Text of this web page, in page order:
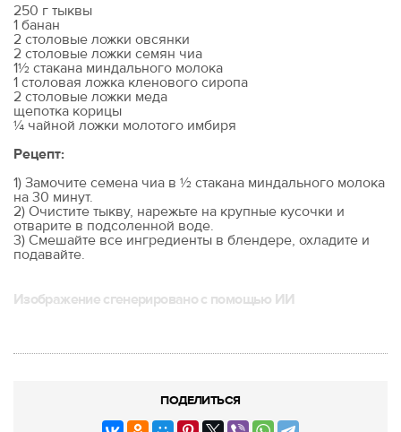
250 г тыквы
1 банан
2 столовые ложки овсянки
2 столовые ложки семян чиа
1½ стакана миндального молока
1 столовая ложка кленового сиропа
2 столовые ложки меда
щепотка корицы
¼ чайной ложки молотого имбиря
Рецепт:
1) Замочите семена чиа в ½ стакана миндального молока
на 30 минут.
2) Очистите тыкву, нарежьте на крупные кусочки и
отварите в подсоленной воде.
3) Смешайте все ингредиенты в блендере, охладите и
подавайте.
Изображение сгенерировано с помощью ИИ
ПОДЕЛИТЬСЯ